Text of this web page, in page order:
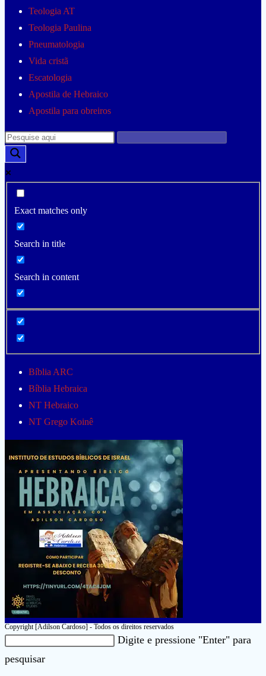
Teologia AT
Teologia Paulina
Pneumatologia
Vida cristã
Escatologia
Apostila de Hebraico
Apostila para obreiros
Exact matches only
Search in title
Search in content
Bíblia ARC
Bíblia Hebraica
NT Hebraico
NT Grego Koinê
Copyright [Adilson Cardoso] - Todos os direitos reservados
Pesquisar
neste
Digite e pressione "Enter" para
pesquisarPressione